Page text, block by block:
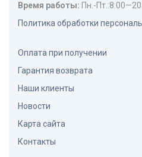
Время работы: Пн.-
Политика обработки
Оплата при получении
Гарантия возврата
Наши клиенты
Новости
Карта сайта
Контакты